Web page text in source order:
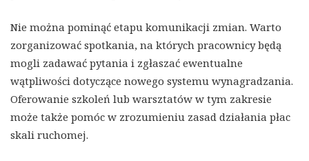
Nie można pominąć etapu komunikacji zmian. Warto
zorganizować spotkania, na których pracownicy będą
mogli zadawać pytania i zgłaszać ewentualne
wątpliwości dotyczące nowego systemu wynagradzania.
Oferowanie szkoleń lub warsztatów w tym zakresie
może także pomóc w zrozumieniu zasad działania płac
skali ruchomej.